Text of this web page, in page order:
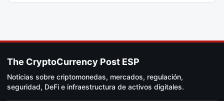
The CryptoCurrency Post ESP
Noticias sobre criptomonedas, mercados, regulación,
seguridad, DeFi e infraestructura de activos digitales.